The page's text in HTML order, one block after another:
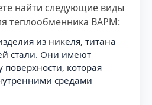
найти следующие виды
теплообменника ВАРМ:
из никеля, титана
стали. Они имеют
которая
средами